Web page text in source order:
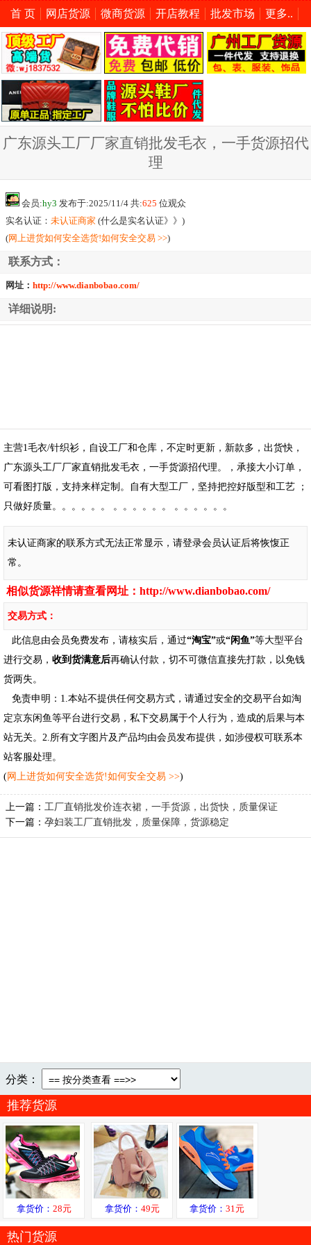
首 页 网店货源 微商货源 开店教程 批发市场 更多..
广东源头工厂厂家直销批发毛衣，一手货源招代
理
会员:hy3 发布于:2025/11/4 共:625 位观众
实名认证： 未认证商家 (什么是实名认证》》 )
(网上进货如何安全选货!如何安全交易 >>)
联系方式：
网址： http://www.dianbobao.com/
详细说明:
主营1毛衣/针织衫，自设工厂和仓库，不定时更新，新款多，出货快，
广东源头工厂厂家直销批发毛衣，一手货源招代理。，承接大小订单，
可看图打版，支持来样定制。自有大型工厂，坚持把控好版型和工艺 ；
只做好质量。。。。。。 。。。。。。 。。。。。。
未认证商家的联系方式无法正常显示，请登录会员认证后将恢愎正
常。
相似货源祥情请查看网址： http://www.dianbobao.com/
交易方式：
此信息由会员免费发布，请核实后，通过“淘宝”或“闲鱼”等大型平台
进行交易， 收到货满意后再确认付款，切不可微信直接先打款，以免钱
货两失。
免责申明：1.本站不提供任何交易方式，请通过安全的交易平台如淘
定京东闲鱼等平台进行交易，私下交易属于个人行为，造成的后果与本
站无关。2.所有文字图片及产品均由会员发布提供，如涉侵权可联系本
站客服处理。
(网上进货如何安全选货!如何安全交易 >>)
上一篇： 工厂直销批发价连衣裙，一手货源，出货快，质量保证
下一篇： 孕妇装工厂直销批发，质量保障，货源稳定
分类：
推荐货源
拿货价： 28元 拿货价： 49元 拿货价：31元
热门货源